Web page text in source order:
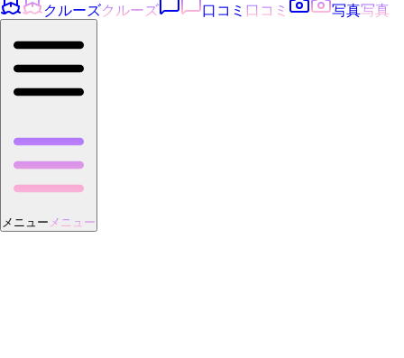
クルーズクルーズ 口コミ 口コミ 写真写真
メニュー メニュー